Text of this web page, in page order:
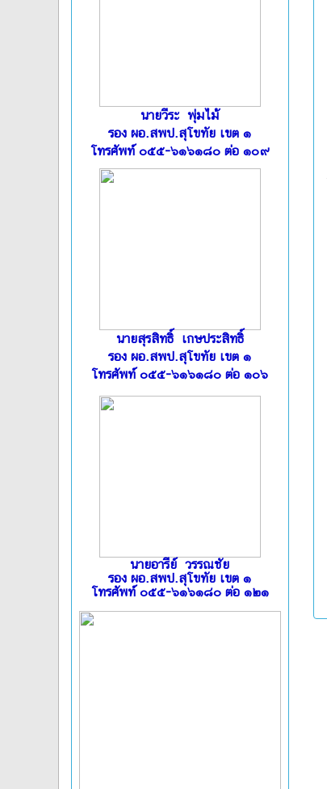
นายวีระ พุ่มไม้
รอง ผอ.สพป.สุโขทัย เขต ๑
โทรศัพท์ ๐๕๕-๖๑๖๑๘๐ ต่อ ๑๐๙
นายสุรสิทธิ์ เกษประสิทธิ์
รอง ผอ.สพป.สุโขทัย เขต ๑
โทรศัพท์ ๐๕๕-๖๑๖๑๘๐ ต่อ ๑๐๖
นายอารีย์ วรรณชัย
รอง ผอ.สพป.สุโขทัย เขต ๑
โทรศัพท์ ๐๕๕-๖๑๖๑๘๐ ต่อ ๑๒๑